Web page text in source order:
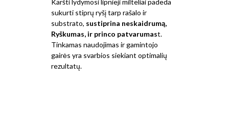
sukurti stiprų ryšį tarp rašalo ir
substrato, sustiprina neskaidrumą,
Ryškumas, ir princo patvarumast.
Tinkamas naudojimas ir gamintojo
gairės yra svarbios siekiant optimalių
rezultatų.